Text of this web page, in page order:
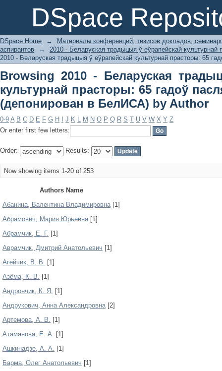
DSpace
Browsing 2010 - Беларуская
гадоў пасля Вялікай Перамогі
DSpace Home →
Материалы конференций, тезисов докладов,
аспирантов
→
2010 - Беларуская традыцыя ў еўрапейскай
2010 - Беларуская традыцыя ў еўрапейскай культурнай прасторы: 65
Browsing 2010 - Беларуская
культурнай прасторы: 65 гадоў
(депонирован в БелИСА) by Author
0-9 A B C D E F G H J K L M N O P Q R S T U V W X Y Z
Or enter first few letters:
Order: Results:
Now showing items 1-20 of 253
Authors Name
Абанина, Валентина Владимировна[1]
Абрамович, Мария Юрьевна[1]
Абрамчик, Е. Г. [1]
Аврамчик, Дмитрий Анатольевич [1]
Агейчик, В. В. [1]
Азёма, К. В. [1]
Андрончик, К. Я. [1]
Андрукович, Анна Александровна[2]
Артемова, А. В. [1]
Атаманова, Е. А. [1]
Ашкинадзе, А. А. [1]
Барма, Олег Анатольевич [1]